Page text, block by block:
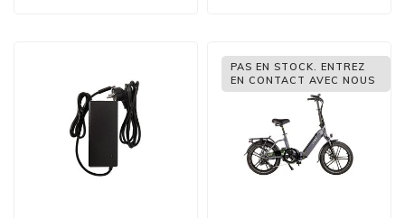
PAS EN STOCK. ENTREZ
EN CONTACT AVEC NOUS